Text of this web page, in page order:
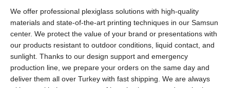
We offer professional plexiglass solutions with high-quality
materials and state-of-the-art printing techniques in our Samsun
center. We protect the value of your brand or presentations with
our products resistant to outdoor conditions, liquid contact, and
sunlight. Thanks to our design support and emergency
production line, we prepare your orders on the same day and
deliver them all over Turkey with fast shipping. We are always